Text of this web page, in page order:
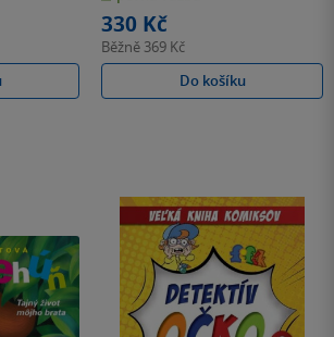
hvězdiček
330 Kč
Běžně 369 Kč
Do košíku